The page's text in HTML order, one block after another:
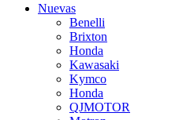
Nuevas
Benelli
Brixton
Honda
Kawasaki
Kymco
Honda
QJMOTOR